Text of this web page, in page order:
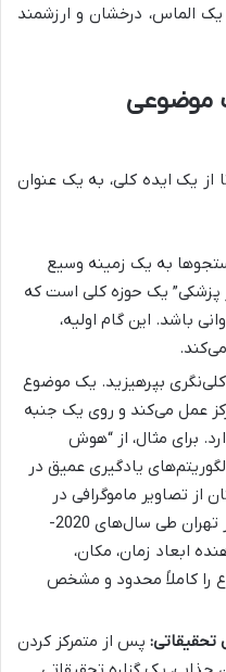
الماس، درخشان و ارزشمند
موضوعی
از یک ایده کلی، به یک عنوان
به یک زمینه وسیع
پزشکی” یک حوزه کلی است که
باشد. این گام اولیه،
کلی‌نگری بپرهیزید. یک موضوع
عمل می‌کند و روی یک جنبه
برای مثال، از “هوش
یادگیری عمیق در
تصاویر ماموگرافی در
جمعیت زنان بالای 50 سال شهر تهران طی سال‌های 2020-
ابعاد زمان، مکان،
کاملاً محدود و مشخص
تحقیقاتی: پس از متمرکز کردن